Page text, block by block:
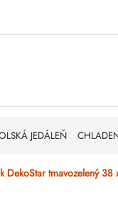
JEDÁLEŇ
DekoStar tmavozelený